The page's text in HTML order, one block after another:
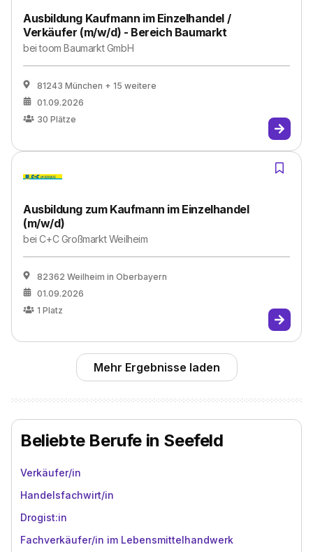
Ausbildung Kaufmann im Einzelhandel /
Verkäufer (m/w/d) - Bereich Baumarkt
beitoom Baumarkt GmbH
81243 München + 15 weitere
01.09.2026
30 Plätze
Ausbildung zum Kaufmann im Einzelhandel
(m/w/d)
beiC+C Großmarkt Weilheim
82362 Weilheim in Oberbayern
01.09.2026
1 Platz
Mehr Ergebnisse laden
Beliebte Berufe in Seefeld
Verkäufer/in
Handelsfachwirt/in
Drogist:in
Fachverkäufer/in im Lebensmittelhandwerk